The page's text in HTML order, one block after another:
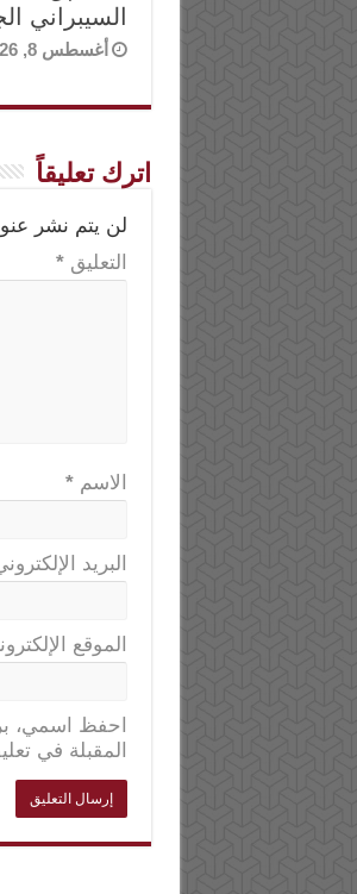
السيبراني
أغسطس 8, 2026
اترك تعليقاً
لن يتم نشر
التعليق*
الاسم*
البريد
الموقع
احفظ اسمي،
المقبلة في